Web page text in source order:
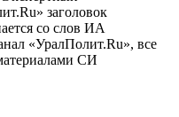
заголовок
со слов ИА
«УралПолит.Ru», все
СИ